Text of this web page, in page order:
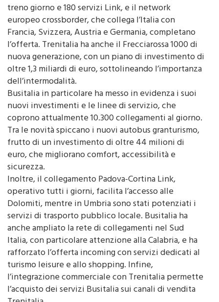
Il network regionale, con oltre 6.000 collegamenti
treno giorno e 180 servizi Link, e il network
europeo crossborder, che collega l’Italia con
Francia, Svizzera, Austria e Germania, completano
l’offerta. Trenitalia ha anche il Frecciarossa 1000 di
nuova generazione, con un piano di investimento di
oltre 1,3 miliardi di euro, sottolineando l’importanza
dell’intermodalità.
Busitalia in particolare ha messo in evidenza i suoi
nuovi investimenti e le linee di servizio, che
coprono attualmente 10.300 collegamenti al giorno.
Tra le novità spiccano i nuovi autobus granturismo,
frutto di un investimento di oltre 44 milioni di
euro, che migliorano comfort, accessibilità e
sicurezza.
Inoltre, il collegamento Padova-Cortina Link,
operativo tutti i giorni, facilita l’accesso alle
Dolomiti, mentre in Umbria sono stati potenziati i
servizi di trasporto pubblico locale. Busitalia ha
anche ampliato la rete di collegamenti nel Sud
Italia, con particolare attenzione alla Calabria, e ha
rafforzato l’offerta incoming con servizi dedicati al
turismo leisure e allo shopping. Infine,
l’integrazione commerciale con Trenitalia permette